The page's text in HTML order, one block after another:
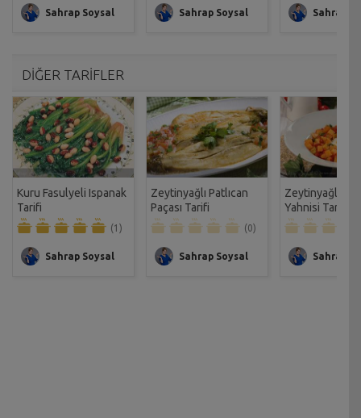
Sahrap Soysal Sahrap Soysal Sahrap
DİĞER TARİFLER
Kuru Fasulyeli Ispanak
Tarifi
(1)
Sahrap Soysal
Zeytinyağlı Patlıcan
Paçası Tarifi
(0)
Sahrap Soysal
Zeytinyağlı
Yahnisi Tarifi
Sahrap